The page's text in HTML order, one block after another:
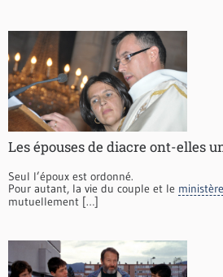
Les épouses de diacre ont-elles
Seul l’époux est ordonné.
Pour autant, la vie du couple et le ministère
mutuellement […]